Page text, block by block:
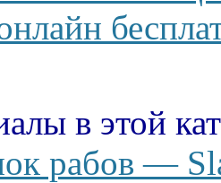
в этой
рабов —